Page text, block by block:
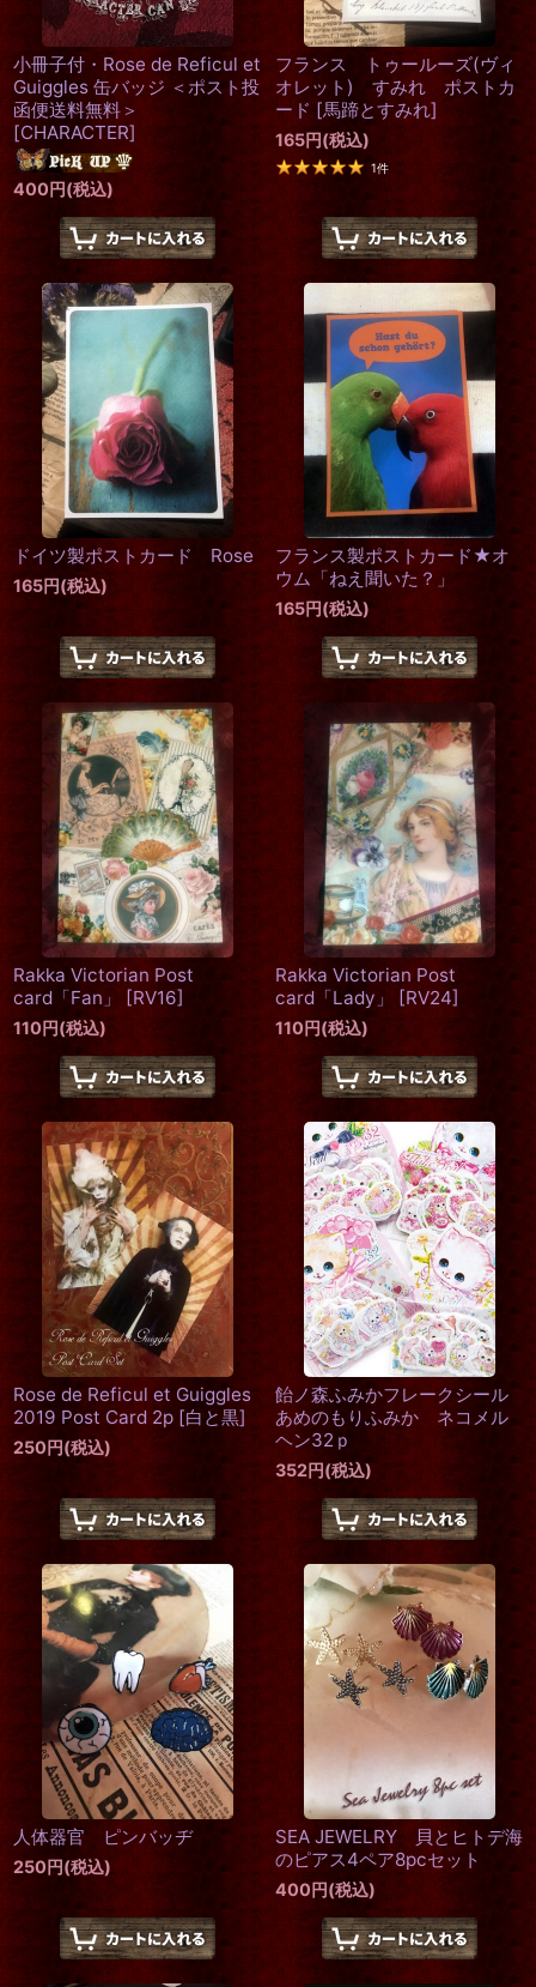
小冊子付・Rose de Reficul et
Guiggles 缶バッジ ＜ポスト投
函便送料無料＞
[CHARACTER]
400円(税込)
フランス トゥールーズ(ヴィ
オレット) すみれ ポストカ
ード [馬蹄とすみれ]
165円(税込)
1件
ドイツ製ポストカード Rose
165円(税込)
フランス製ポストカード★オ
ウム「ねえ聞いた？」
165円(税込)
Rakka Victorian Post
card「Fan」
[RV16]
110円(税込)
Rakka Victorian Post
card「Lady」
[RV24]
110円(税込)
Rose de Reficul et Guiggles
2019 Post Card 2p [白と黒]
250円(税込)
飴ノ森ふみかフレークシール
あめのもりふみか ネコメル
ヘン32ｐ
352円(税込)
人体器官 ピンバッヂ
250円(税込)
SEA JEWELRY 貝とヒトデ海
のピアス4ペア8pcセット
400円(税込)